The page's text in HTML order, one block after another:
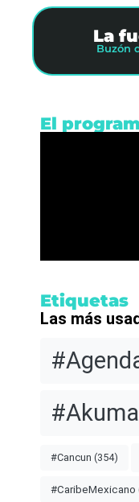
La
Buzón
El
Etiquetas
Las más
#Cancun (354)
#CaribeMexicano